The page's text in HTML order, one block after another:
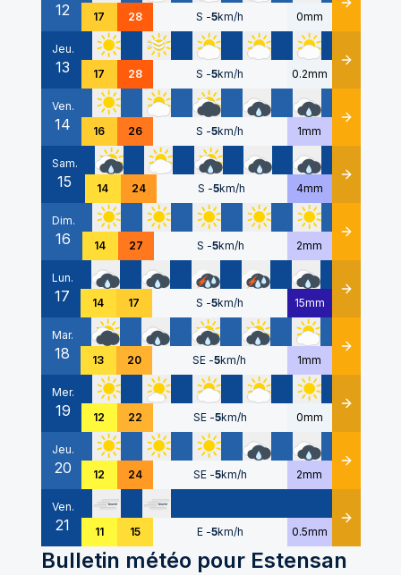
12 17 28 S -5km/h 0mm Détails
Jeu.
13 17 28 S -5km/h 0.2mm Détails
Ven.
14 16 26 S -5km/h 1mm Détails
Sam.
15 14 24 S -5km/h 4mm Détails
Dim.
16 14 27 S -5km/h 2mm Détails
Lun.
17 14 17 S -5km/h 15mm Détails
Mar.
18 13 20 SE -5km/h 1mm Détails
Mer.
19 12 22 SE -5km/h 0mm Détails
Jeu.
20 12 24 SE -5km/h 2mm Détails
Ven.
21 11 15 E -5km/h 0.5mm Détails
Bulletin météo pour Estensan